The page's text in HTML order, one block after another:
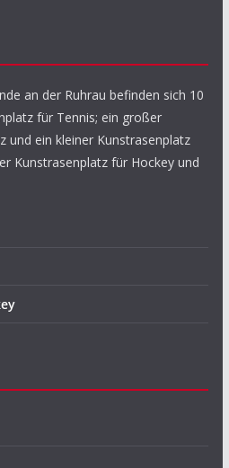
an der Ruhrau befinden sich 10
für Tennis; ein großer
und ein kleiner Kunstrasenplatz
Kunstrasenplatz für Hockey und